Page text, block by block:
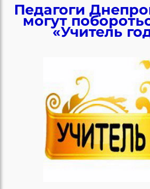
Педагоги
могут
«Учитель